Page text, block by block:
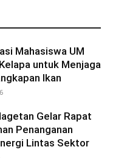
Mahasiswa UM
untuk Menjaga
Ikan
Gelar Rapat
Penanganan
Lintas Sektor